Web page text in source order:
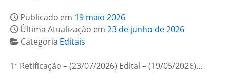
Publicado em 19 maio 2026
Última Atualização em 23 de junho de 2026
Categoria Editais
1ª Retificação – (23/07/2026) Edital – (19/05/2026)…